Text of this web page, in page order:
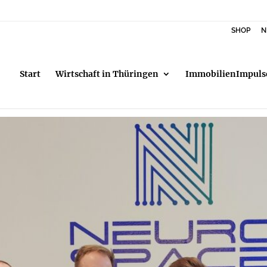
SHOP
Start Wirtschaft in Thüringen